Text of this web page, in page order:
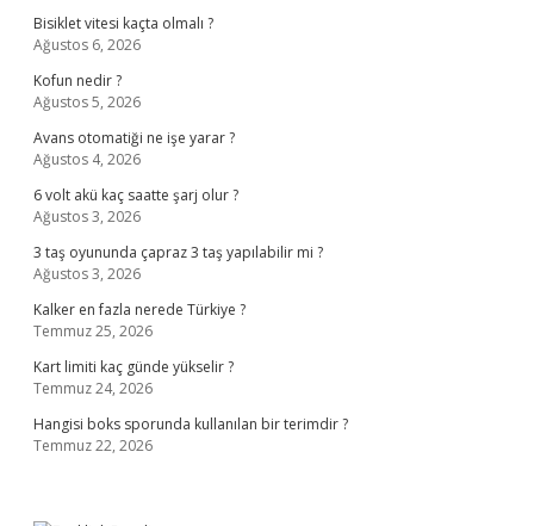
Bisiklet vitesi kaçta olmalı ?
Ağustos 6, 2026
Kofun nedir ?
Ağustos 5, 2026
Avans otomatiği ne işe yarar ?
Ağustos 4, 2026
6 volt akü kaç saatte şarj olur ?
Ağustos 3, 2026
3 taş oyununda çapraz 3 taş yapılabilir mi ?
Ağustos 3, 2026
Kalker en fazla nerede Türkiye ?
Temmuz 25, 2026
Kart limiti kaç günde yükselir ?
Temmuz 24, 2026
Hangisi boks sporunda kullanılan bir terimdir ?
Temmuz 22, 2026